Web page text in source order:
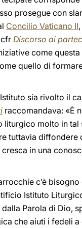
prosegue con
Concilio Vaticano II
Discorso ai
come
quello di
sia rivolto il
raccomandava: «È
liturgico molto in
tuttavia
in una
c’è
Istituto
Parola di Dio,
che aiuti i fedeli